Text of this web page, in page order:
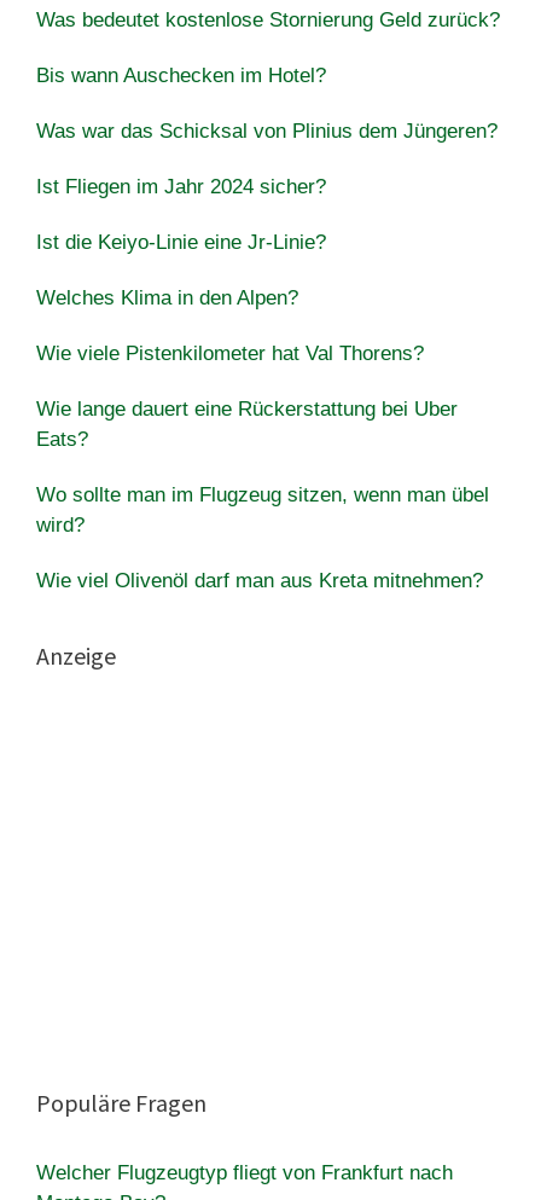
Was bedeutet kostenlose Stornierung Geld zurück?
Bis wann Auschecken im Hotel?
Was war das Schicksal von Plinius dem Jüngeren?
Ist Fliegen im Jahr 2024 sicher?
Ist die Keiyo-Linie eine Jr-Linie?
Welches Klima in den Alpen?
Wie viele Pistenkilometer hat Val Thorens?
Wie lange dauert eine Rückerstattung bei Uber
Eats?
Wo sollte man im Flugzeug sitzen, wenn man übel
wird?
Wie viel Olivenöl darf man aus Kreta mitnehmen?
Anzeige
Populäre Fragen
Welcher Flugzeugtyp fliegt von Frankfurt nach